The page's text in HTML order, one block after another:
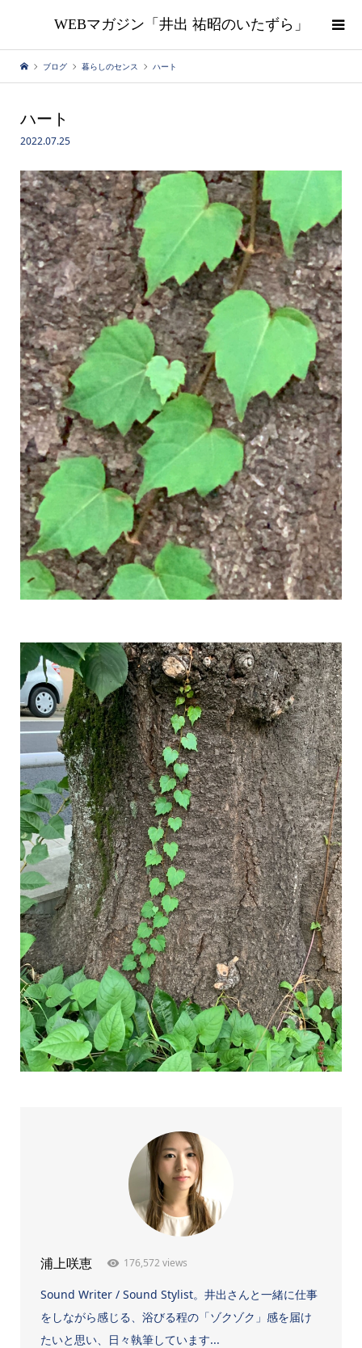
WEBマガジン「井出 祐昭のいたずら」
ブログ 暮らしのセンス ハート
ハート
2022.07.25
浦上咲恵 176,572 views
Sound Writer / Sound Stylist。井出さんと一緒に仕事
をしながら感じる、浴びる程の「ゾクゾク」感を届け
たいと思い、日々執筆しています...